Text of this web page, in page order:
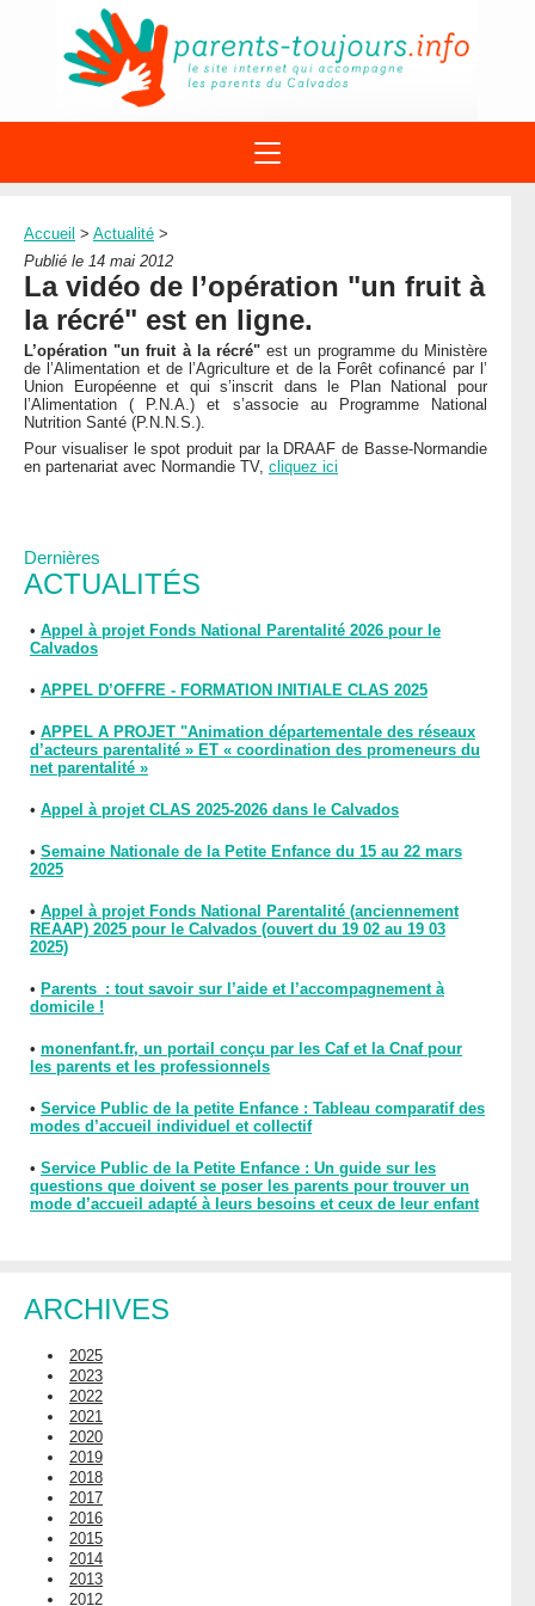
À PROPOS DU REAAP
1ÈRE VISITE
ACTUALITÉ
AGENDA
DISPOSITIFS PARENTALITÉ
SITES INTERNET
NUMÉROS VERTS
LEXIQUE
LETTRES D’INFO
MENTIONS LÉGALES
CONTACT
STRUCTURES
DOCUMENTS
FORMATIONS
Dernières
ACTUALITÉS
• Appel à projet Fonds National Parentalité 2026 pour le
Calvados
• APPEL D’OFFRE - FORMATION INITIALE CLAS 2025
• APPEL A PROJET "Animation départementale des réseaux
d’acteurs parentalité » ET « coordination des promeneurs du
net parentalité »
• Appel à projet CLAS 2025-2026 dans le Calvados
• Semaine Nationale de la Petite Enfance du 15 au 22 mars
2025
• Appel à projet Fonds National Parentalité (anciennement
REAAP) 2025 pour le Calvados (ouvert du 19 02 au 19 03
2025)
• Parents : tout savoir sur l’aide et l’accompagnement à
domicile !
• monenfant.fr, un portail conçu par les Caf et la Cnaf pour
les parents et les professionnels
• Service Public de la petite Enfance : Tableau comparatif des
modes d’accueil individuel et collectif
• Service Public de la Petite Enfance : Un guide sur les
questions que doivent se poser les parents pour trouver un
mode d’accueil adapté à leurs besoins et ceux de leur enfant
ARCHIVES
2025
2023
2022
2021
2020
2019
2018
2017
2016
2015
2014
2013
2012
Accueil > Actualité >
Publié le 14 mai 2012
La vidéo de l’opération "un fruit à
la récré" est en ligne.
L’opération "un fruit à la récré" est un programme du Ministère
de l’Alimentation et de l’Agriculture et de la Forêt cofinancé par l’
Union Européenne et qui s’inscrit dans le Plan National pour
l’Alimentation ( P.N.A.) et s’associe au Programme National
Nutrition Santé (P.N.N.S.).
Pour visualiser le spot produit par la DRAAF de Basse-Normandie
en partenariat avec Normandie TV, cliquez ici